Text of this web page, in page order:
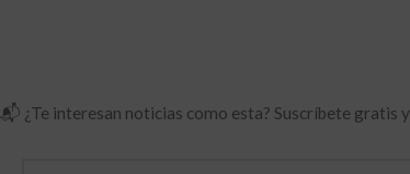
📬 ¿Te interesan noticias como esta? Suscríbete gratis